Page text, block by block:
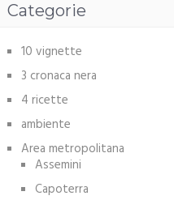
Categorie
10 vignette
3 cronaca nera
4 ricette
ambiente
Area metropolitana
Assemini
Capoterra